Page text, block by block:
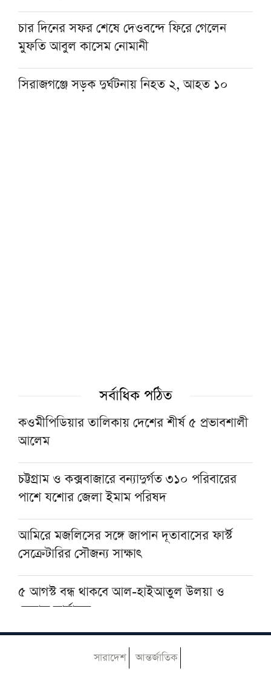
চার দিনের সফর শেষে দেওবন্দে ফিরে গেলেন
মুফতি আবুল কাসেম নোমানী
সিরাজগঞ্জে সড়ক দুর্ঘটনায় নিহত ২, আহত‌ ১০
ছুটিতেও স্মার্টফোন থেকে দূরে, পুরস্কৃত জামিয়া
রশীদিয়ার আড়াই হাজার শিক্ষার্থী
ঐতিহাসিক সামরিক চুক্তিতে সই করল শক্তিশালী
তিন মুসলিম দেশ
জাতীয় মসজিদে জুমার বয়ানে দেওবন্দের
মুহতামিমের পাঁচ নসিহত
সর্বাধিক পঠিত
কওমীপিডিয়ার তালিকায় দেশের শীর্ষ ৫ প্রভাবশালী
আলেম
চট্টগ্রাম ও কক্সবাজারে বন্যাদুর্গত ৩১০ পরিবারের
পাশে যশোর জেলা ইমাম পরিষদ
আমিরে মজলিসের সঙ্গে জাপান দূতাবাসের ফার্স্ট
সেক্রেটারির সৌজন্য সাক্ষাৎ
৫ আগস্ট বন্ধ থাকবে আল-হাইআতুল উলয়া ও
বেফাক কার্যালয়
হেজবুত তাওহীদ কেন ভ্রান্ত, কী তাদের আকিদা
সারাদেশ আন্তর্জাতিক